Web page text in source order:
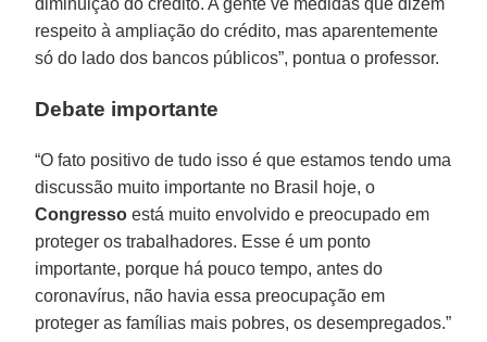
respeito à ampliação do crédito, mas aparentemente
só do lado dos bancos públicos”, pontua o professor.
Debate importante
“O fato positivo de tudo isso é que estamos tendo uma
discussão muito importante no Brasil hoje, o
Congresso está muito envolvido e preocupado em
proteger os trabalhadores. Esse é um ponto
importante, porque há pouco tempo, antes do
coronavírus, não havia essa preocupação em
proteger as famílias mais pobres, os desempregados.”